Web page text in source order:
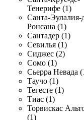
Тенерифе (1)
Санта-Эулалия-
Ронсана (1)
Сантадер (1)
Севилья (1)
Сиджес (2)
Сомо (1)
Сьерра Невада
Таучо (1)
Тегесте (1)
Тиас (1)
Торвискас
(1)